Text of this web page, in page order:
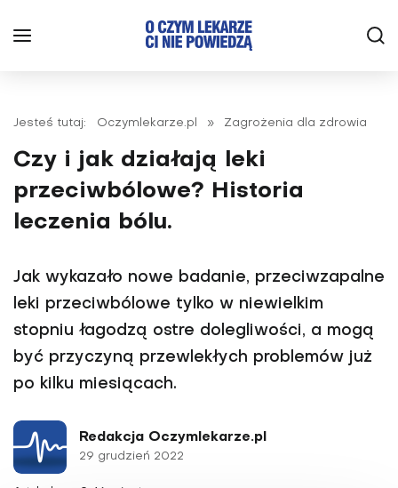
Jesteś tutaj: Oczymlekarze.pl » Zagrożenia dla zdrowia
Czy i jak działają leki
przeciwbólowe? Historia
leczenia bólu.
Jak wykazało nowe badanie, przeciwzapalne
leki przeciwbólowe tylko w niewielkim
stopniu łagodzą ostre dolegliwości, a mogą
być przyczyną przewlekłych problemów już
po kilku miesiącach.
Redakcja Oczymlekarze.pl
29 grudzień 2022